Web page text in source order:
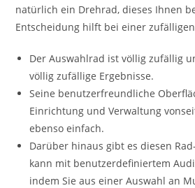
natürlich ein Drehrad, dieses Ihnen
Entscheidung hilft bei einer
Der Auswahlrad ist völlig zufällig
völlig zufällige Ergebnisse.
Seine benutzerfreundliche
Einrichtung und Verwaltung
ebenso einfach.
Darüber hinaus gibt es diesen
kann mit benutzerdefiniertem
indem Sie aus einer Auswahl an